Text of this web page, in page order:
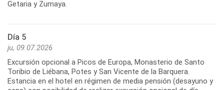
Día 5
ju, 09.07.2026
Excursión opcional a Picos de Europa, Monasterio de Santo
Toribio de Liébana, Potes y San Vicente de la Barquera.
Estancia en el hotel en régimen de media pensión (desayuno y